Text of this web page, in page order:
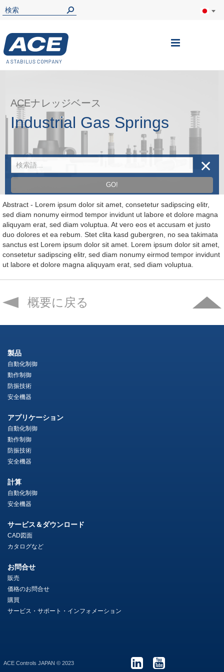
ナ
ACEナレッジベース
Industrial Gas Springs
GO!
✕
Abstract - Lorem ipsum dolor sit amet, consetetur sadipscing elitr,
sed diam nonumy eirmod tempor invidunt ut labore et dolore magna
aliquyam erat, sed diam voluptua. At vero eos et accusam et justo
duo dolores et ea rebum. Stet clita kasd gubergren, no sea takimata
sanctus est Lorem ipsum dolor sit amet. Lorem ipsum dolor sit amet,
consetetur sadipscing elitr, sed diam nonumy eirmod tempor invidunt
ut labore et dolore magna aliquyam erat, sed diam voluptua.
概要に戻る
製品
自動化制御
動作制御
防振技術
安全機器
アプリケーション
自動化制御
動作制御
防振技術
安全機器
計算
自動化制御
安全機器
サービス＆ダウンロード
CAD図面
カタログなど
お問合せ
販売
価格のお問合せ
購買
サービス・サポート・インフォメーション
ACE Controls JAPAN © 2023